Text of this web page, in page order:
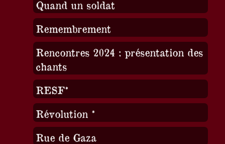
Quand un soldat
Remembrement
Rencontres 2024 : présentation des
chants
RESF*
Révolution *
Rue de Gaza